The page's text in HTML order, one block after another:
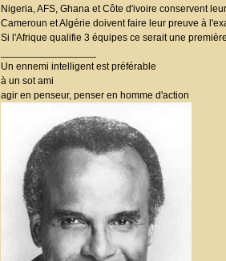
Nigeria, AFS, Ghana et Côte d'ivoire conservent
Cameroun et Algérie doivent faire leur preuve à
Si l'Afrique qualifie 3 équipes ce serait une
Un ennemi intelligent est préférable
à un sot ami
agir en penseur, penser en homme d'action